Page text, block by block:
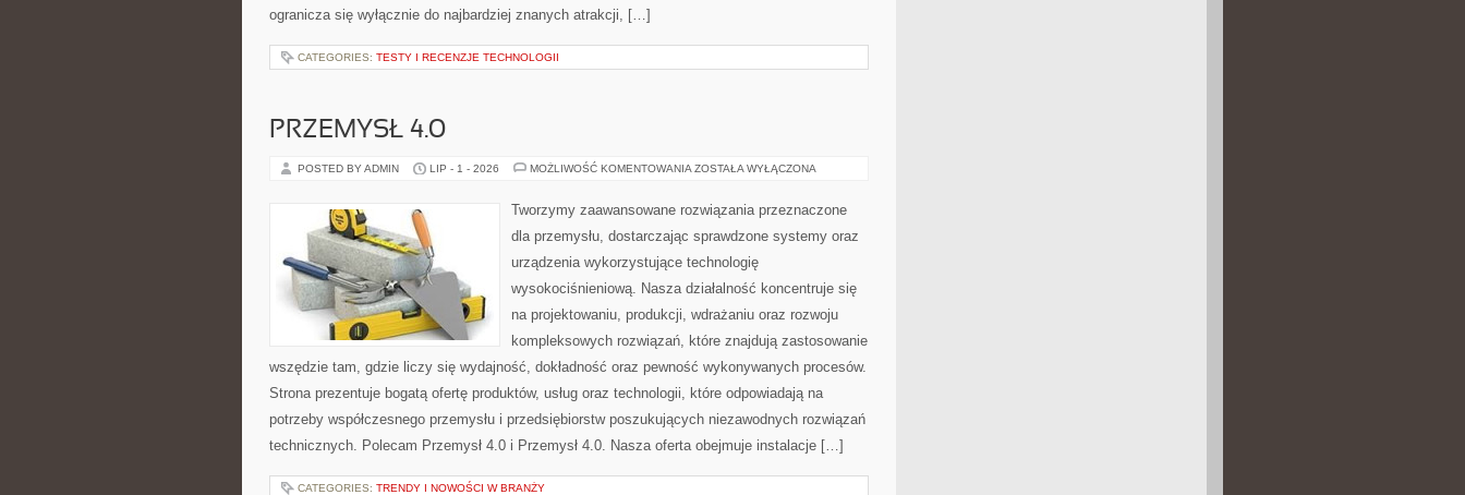
ogranicza się wyłącznie do najbardziej znanych atrakcji, […]
CATEGORIES: TESTY I RECENZJE TECHNOLOGII
PRZEMYSŁ 4.0
POSTED BY ADMIN LIP - 1 - 2026 MOŻLIWOŚĆ KOMENTOWANIA PRZEMYSŁ
ZOSTAŁA WYŁĄCZONA
Tworzymy zaawansowane rozwiązania przeznaczone
dla przemysłu, dostarczając sprawdzone systemy oraz
urządzenia wykorzystujące technologię
wysokociśnieniową. Nasza działalność koncentruje się
na projektowaniu, produkcji, wdrażaniu oraz rozwoju
kompleksowych rozwiązań, które znajdują zastosowanie
wszędzie tam, gdzie liczy się wydajność, dokładność oraz pewność wykonywanych procesów.
Strona prezentuje bogatą ofertę produktów, usług oraz technologii, które odpowiadają na
potrzeby współczesnego przemysłu i przedsiębiorstw poszukujących niezawodnych rozwiązań
technicznych. Polecam Przemysł 4.0 i Przemysł 4.0. Nasza oferta obejmuje instalacje […]
CATEGORIES: TRENDY I NOWOŚCI W BRANŻY